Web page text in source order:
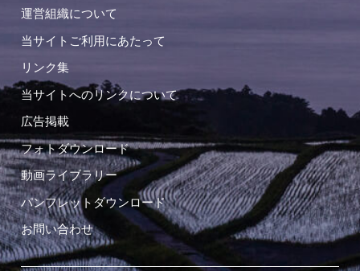
運営組織について
当サイトご利用にあたって
リンク集
当サイトへのリンクについて
広告掲載
フォトダウンロード
動画ライブラリー
パンフレットダウンロード
お問い合わせ